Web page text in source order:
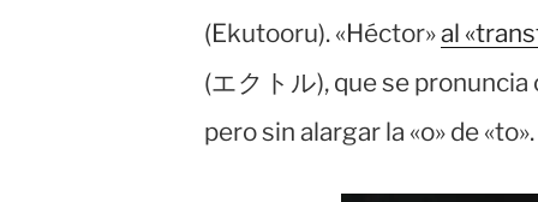
(Ekutooru). «Héctor»al
(エクトル), que se
pero sin alargar la «o» de «to».